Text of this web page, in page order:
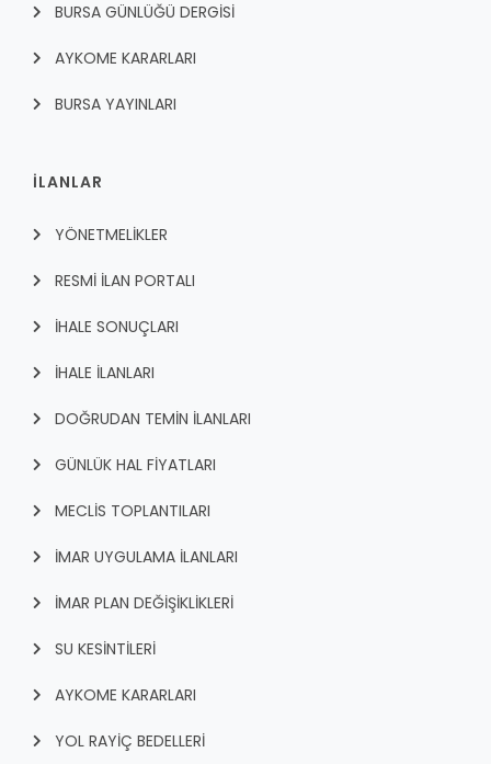
BURSA GÜNLÜĞÜ DERGİSİ
AYKOME KARARLARI
BURSA YAYINLARI
İLANLAR
YÖNETMELİKLER
RESMİ İLAN PORTALI
İHALE SONUÇLARI
İHALE İLANLARI
DOĞRUDAN TEMİN İLANLARI
GÜNLÜK HAL FİYATLARI
MECLİS TOPLANTILARI
İMAR UYGULAMA İLANLARI
İMAR PLAN DEĞİŞİKLİKLERİ
SU KESİNTİLERİ
AYKOME KARARLARI
YOL RAYİÇ BEDELLERİ